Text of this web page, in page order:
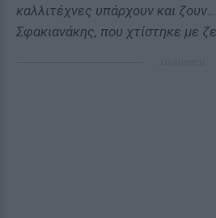
καλλιτέχνες υπάρχουν και
Σφακιανάκης, που χτίστηκε με